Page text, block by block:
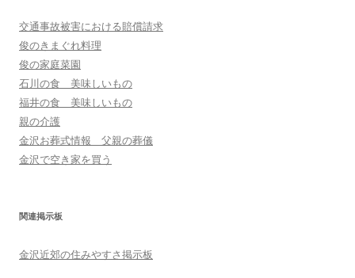
交通事故被害における賠償請求
俊のきまぐれ料理
俊の家庭菜園
石川の食 美味しいもの
福井の食 美味しいもの
親の介護
金沢お葬式情報 父親の葬儀
金沢で空き家を買う
関連掲示板
金沢近郊の住みやすさ掲示板